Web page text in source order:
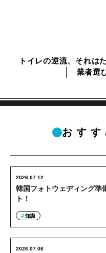
トイレの逆流、それは
業者選
おすす
韓国フォトウェディング準
ト！
2026.07.12
知識
2026.07.06